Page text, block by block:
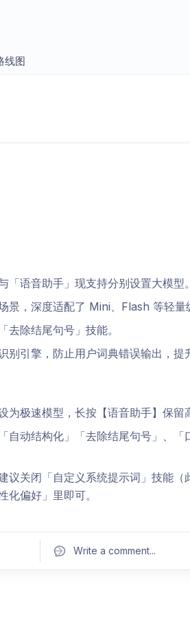
线图
语音助手」现支持分别设置大模型。
景，深度适配了 Mini、Flash 等轻量
去除结尾句号」技能。
别引擎，防止用户词典错误输出，提
为极速模型，长按【语音助手】保留
自动结构化」「去除结尾句号」、
议关闭「自定义系统提示词」技能（
化偏好」里即可。
Write a comment...